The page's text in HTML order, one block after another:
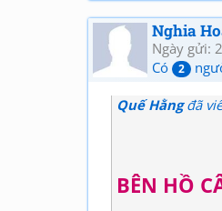
Nghia
Ngày gửi:
Có
2
Quế Hằngđã
BÊN HỒ